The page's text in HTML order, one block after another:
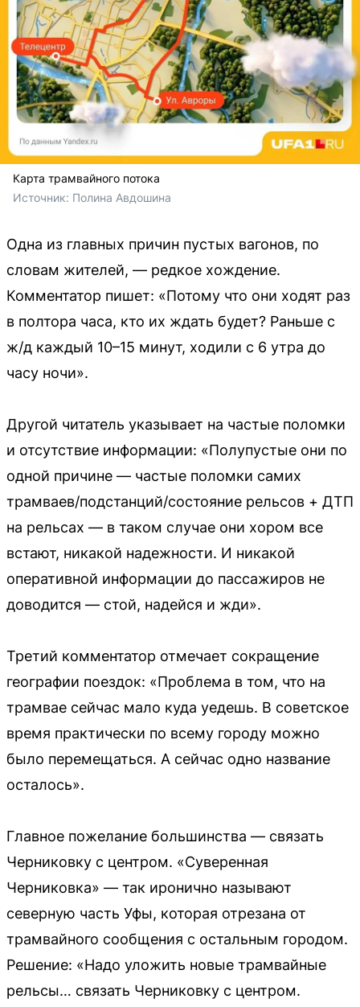
Карта трамвайного потока
Источник: Полина Авдошина
Одна из главных причин пустых вагонов, по
словам жителей, — редкое хождение.
Комментатор пишет: «Потому что они ходят раз
в полтора часа, кто их ждать будет? Раньше с
ж/д каждый 10–15 минут, ходили с 6 утра до
часу ночи».
Другой читатель указывает на частые поломки
и отсутствие информации: «Полупустые они по
одной причине — частые поломки самих
трамваев/подстанций/состояние рельсов + ДТП
на рельсах — в таком случае они хором все
встают, никакой надежности. И никакой
оперативной информации до пассажиров не
доводится — стой, надейся и жди».
Третий комментатор отмечает сокращение
географии поездок: «Проблема в том, что на
трамвае сейчас мало куда уедешь. В советское
время практически по всему городу можно
было перемещаться. А сейчас одно название
осталось».
Главное пожелание большинства — связать
Черниковку с центром. «Суверенная
Черниковка» — так иронично называют
северную часть Уфы, которая отрезана от
трамвайного сообщения с остальным городом.
Решение: «Надо уложить новые трамвайные
рельсы… связать Черниковку с центром.